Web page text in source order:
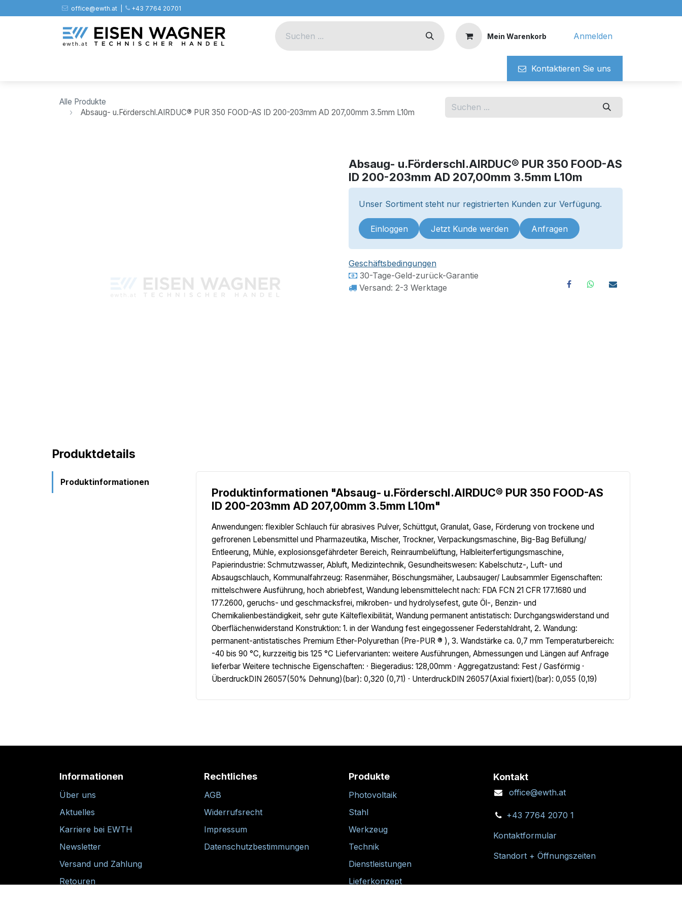
Zum Inhalt springenoffice@ewth.at | ​​​ +43 7764 20701
Mein Warenkorb Anmelden
Kontaktieren ​​Si​​e uns
Alle Produkte
Absaug- u.Förderschl.AIRDUC® PUR 350 FOOD-AS ID 200-203mm AD 207,00mm 3.5mm L10m
Absaug- u.Förderschl.AIRDUC® PUR 350 FOOD-AS
ID 200-203mm AD 207,00mm 3.5mm L10m
Unser Sortiment steht nur registrierten Kunden zur Verfügung.
Einloggen Jetzt Kunde werden Anfragen
Geschäftsbedingungen
30-Tage-Geld-zurück-Garantie
Versand: 2-3 Werktage
Produktdetails
Produktinformationen
Produktinformationen "Absaug- u.Förderschl.AIRDUC® PUR 350 FOOD-AS
ID 200-203mm AD 207,00mm 3.5mm L10m"
Anwendungen: flexibler Schlauch für abrasives Pulver, Schüttgut, Granulat, Gase, Förderung von trockene und
gefrorenen Lebensmittel und Pharmazeutika, Mischer, Trockner, Verpackungsmaschine, Big-Bag Befüllung/
Entleerung, Mühle, explosionsgefährdeter Bereich, Reinraumbelüftung, Halbleiterfertigungsmaschine,
Papierindustrie: Schmutzwasser, Abluft, Medizintechnik, Gesundheitswesen: Kabelschutz-, Luft- und
Absaugschlauch, Kommunalfahrzeug: Rasenmäher, Böschungsmäher, Laubsauger/ Laubsammler Eigenschaften:
mittelschwere Ausführung, hoch abriebfest, Wandung lebensmittelecht nach: FDA FCN 21 CFR 177.1680 und
177.2600, geruchs- und geschmacksfrei, mikroben- und hydrolysefest, gute Öl-, Benzin- und
Chemikalienbeständigkeit, sehr gute Kälteflexibilität, Wandung permanent antistatisch: Durchgangswiderstand und
Oberflächenwiderstand Konstruktion: 1. in der Wandung fest eingegossener Federstahldraht, 2. Wandung:
permanent-antistatisches Premium Ether-Polyurethan (Pre-PUR ® ), 3. Wandstärke ca. 0,7 mm Temperaturbereich:
-40 bis 90 °C, kurzzeitig bis 125 °C Liefervarianten: weitere Ausführungen, Abmessungen und Längen auf Anfrage
lieferbar Weitere technische Eigenschaften: · Biegeradius: 128,00mm · Aggregatzustand: Fest / Gasförmig ·
ÜberdruckDIN 26057(50% Dehnung)(bar): 0,320 (0,71) · UnterdruckDIN 26057(Axial fixiert)(bar): 0,055 (0,19)
Informationen
Über uns
Aktuelles
Karriere bei EWTH
Newsletter
Versand und Zahlung
Retouren
Rechtliches
AGB
Widerrufsrecht
Impressum
Datenschutzbestimmungen
Produkte
Photovoltaik
Stahl
Werkzeug
Technik
Dienstleistungen
Lieferkonzept
Kontakt
office@ewth.at
+43 7764 2070 1
Kontaktformular
Standort + Öffnungszeiten